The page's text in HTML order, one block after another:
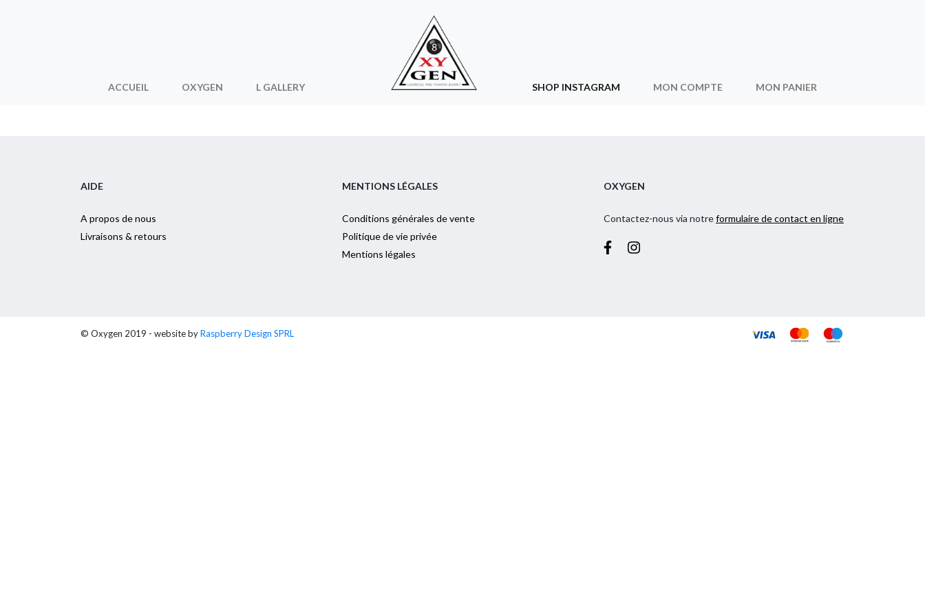
ACCUEIL OXYGEN L GALLERY SHOP INSTAGRAM MON COMPTE MON PANIER
AIDE
A propos de nous
Livraisons & retours
MENTIONS LÉGALES
Conditions générales de vente
Politique de vie privée
Mentions légales
OXYGEN
Contactez-nous via notreformulaire de contact en ligne
© Oxygen 2019 - website byRaspberry Design SPRL